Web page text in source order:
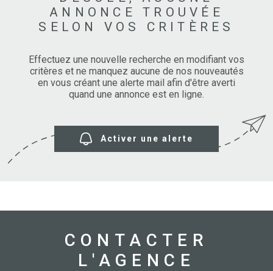
ANNONCE TROUVÉE
SELON VOS CRITÈRES
Effectuez une nouvelle recherche en modifiant vos
critères et ne manquez aucune de nos nouveautés
en vous créant une alerte mail afin d'être averti
quand une annonce est en ligne.
Activer une alerte
CONTACTER
L'AGENCE